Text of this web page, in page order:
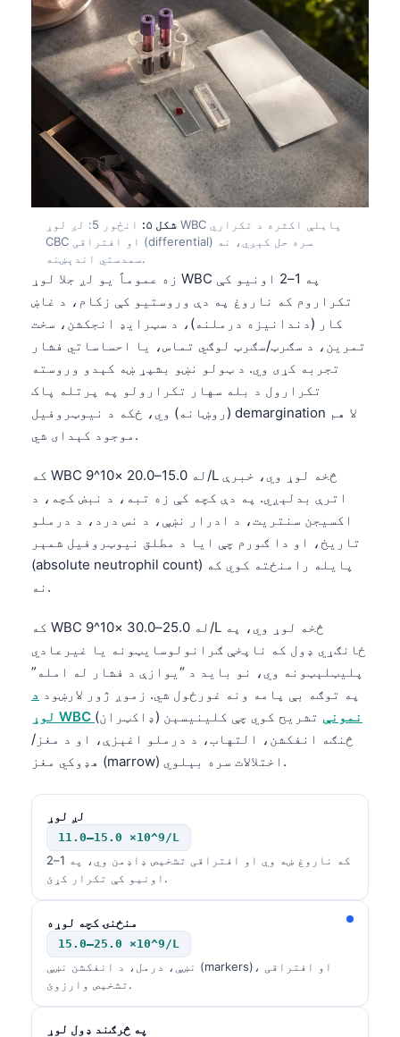
شکل ۵:
انځور 5: لږ لوړ WBC پایلې اکثره د تکراري
CBC او افتراقی (differential) سره حل کېږي، نه
سمدستي اندېښنه.
زه عموماً یو لږ جلا لوړ WBC په 1–2 اونیو کې
تکراروم که ناروغ په دې وروستیو کې زکام، د غاښ
کار (دندانیزه درملنه)، د سټرایډ انجکشن، سخت
تمرین، د سګرټ/سګرټ لوګي تماس، یا احساساتي فشار
تجربه کړی وي. د ټولو نښو بشپړ ښه کېدو وروسته
تکرارول د بله سهار تکرارولو په پرتله پاک
(روښانه) وي، ځکه د نیوټروفیل demargination لا هم
موجود کېدای شي.
که WBC له 15.0–20.0 ×10^9/L څخه لوړ وي، خبرې
اترې بدلېږي. په دې کچه کې زه تبه، د نبض کچه، د
اکسیجن سنتریت، د ادرار نښې، د نس درد، د درملو
تاریخ، او دا ګورم چې ایا د مطلق نیوټروفیل شمېر
(absolute neutrophil count) پایله رامنځته کوي که
نه.
که WBC له 25.0–30.0 ×10^9/L څخه لوړ وي، په
ځانګړي ډول که ناپخې ګرانولوسایټونه یا غیرعادي
پلیټلېټونه وي، نو باید د “یوازې د فشار له امله”
په توګه بې پامه ونه غورځول شي. زموږ ژور لارښود د
لوړ WBC نمونې تشریح کوي چې کلینیسېن (ډاکټران)
څنګه انفکشن، التهاب، د درملو اغېزې، او د مغز/
هډوکي مغز (marrow) اختلالات سره بېلوي.
لږ لوړ
11.0–15.0 ×10^9/L
که ناروغ ښه وي او افتراقی تشخیص ډاډمن وي، په 1–2
اونیو کې تکرار کړئ.
منځنۍ کچه لوړه
15.0–25.0 ×10^9/L
نښې، درمل، د انفکشن نښې (markers)، او افتراقی
تشخیص وارزوئ.
په څرګند ډول لوړ
Basa Jawa
Cebuano
ئۇيغۇرچە
Кыргызча
Беларуская мова
Esperanto
Frysk
Norsk bokmål